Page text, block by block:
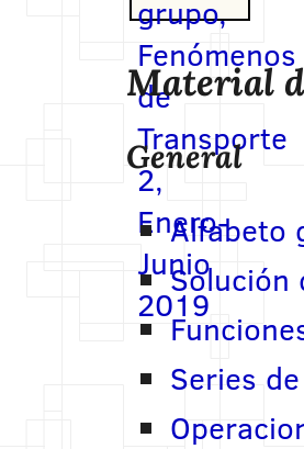
Material
General
Alfabeto
Solución
Series